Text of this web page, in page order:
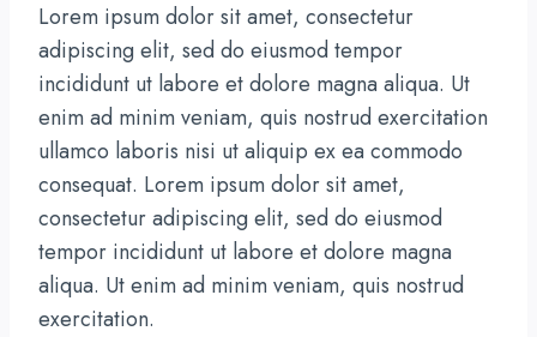
Lorem ipsum dolor sit amet, consectetur
adipiscing elit, sed do eiusmod tempor
incididunt ut labore et dolore magna aliqua. Ut
enim ad minim veniam, quis nostrud exercitation
ullamco laboris nisi ut aliquip ex ea commodo
consequat. Lorem ipsum dolor sit amet,
consectetur adipiscing elit, sed do eiusmod
tempor incididunt ut labore et dolore magna
aliqua. Ut enim ad minim veniam, quis nostrud
exercitation.